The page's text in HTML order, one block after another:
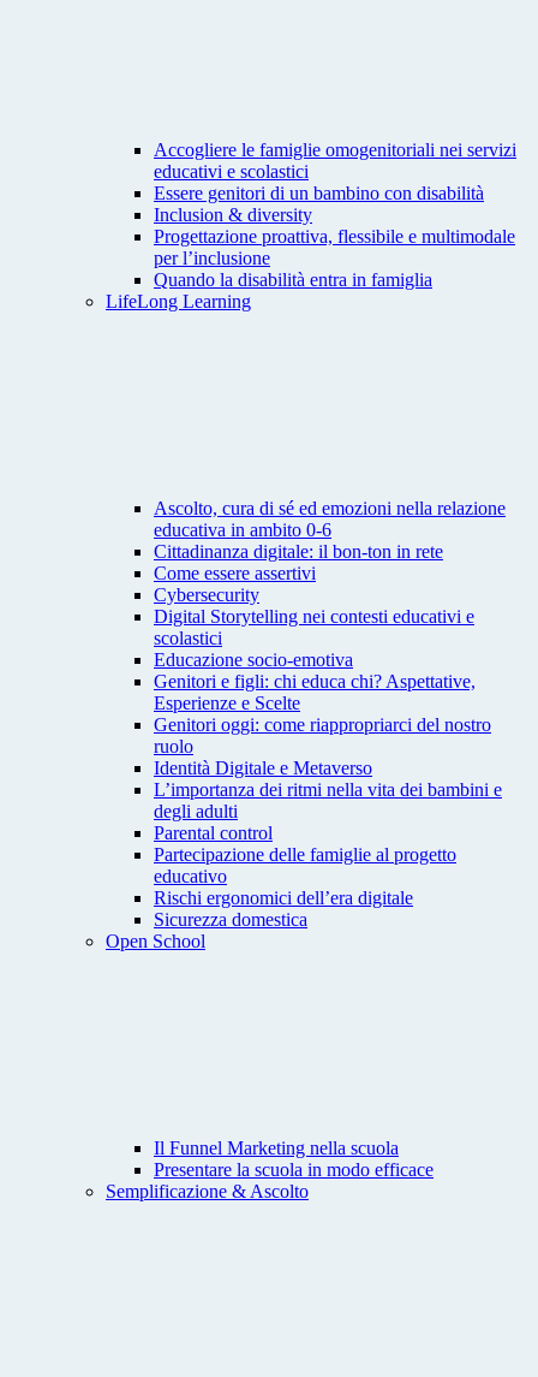
Accogliere le famiglie omogenitoriali nei servizi
educativi e scolastici
Essere genitori di un bambino con disabilità
Inclusion & diversity
Progettazione proattiva, flessibile e multimodale
per l’inclusione
Quando la disabilità entra in famiglia
LifeLong Learning
Ascolto, cura di sé ed emozioni nella relazione
educativa in ambito 0-6
Cittadinanza digitale: il bon-ton in rete
Come essere assertivi
Cybersecurity
Digital Storytelling nei contesti educativi e
scolastici
Educazione socio-emotiva
Genitori e figli: chi educa chi? Aspettative,
Esperienze e Scelte
Genitori oggi: come riappropriarci del nostro
ruolo
Identità Digitale e Metaverso
L’importanza dei ritmi nella vita dei bambini e
degli adulti
Parental control
Partecipazione delle famiglie al progetto
educativo
Rischi ergonomici dell’era digitale
Sicurezza domestica
Open School
Il Funnel Marketing nella scuola
Presentare la scuola in modo efficace
Semplificazione & Ascolto